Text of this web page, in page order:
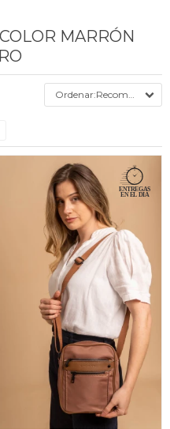
MARRÓN
Recomendados